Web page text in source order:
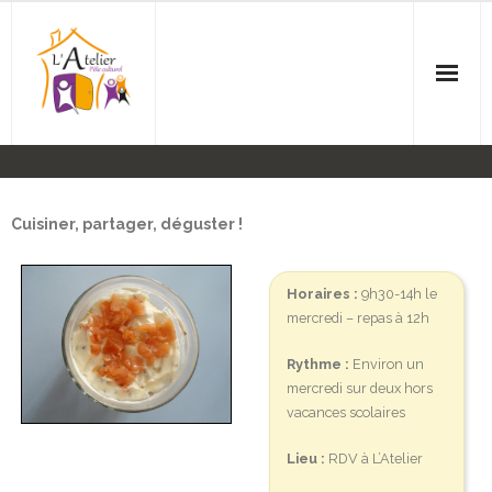
L’Association
Agenda
Ateliers
- Anglais
- Balades
Cuisiner, partager, déguster !
Horaires : 9h30-14h le
mercredi – repas à 12h
Rythme : Environ un
mercredi sur deux hors
vacances scolaires
Lieu : RDV à L’Atelier